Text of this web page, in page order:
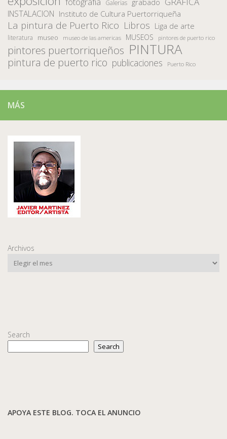
Galerias
INSTALACION Instituto de Cultura Puertorriqueña
La pintura de Puerto Rico Libros Liga de arte
literatura museo museo de las americas MUSEOS pintores de puerto rico
pintores puertorriqueños PINTURA
pintura de puerto rico publicaciones Puerto Rico
MÁS
Archivos
Search
Search
APOYA ESTE BLOG. TOCA EL ANUNCIO